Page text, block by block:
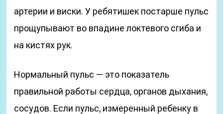
артерии и виски. У ребятишек постарше пульс
прощупывают во впадине локтевого сгиба и
на кистях рук.
Нормальный пульс — это показатель
правильной работы сердца, органов дыхания,
сосудов. Если пульс, измеренный ребенку в